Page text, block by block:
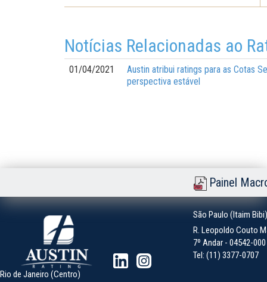
Notícias Relacionadas ao
01/04/2021
Austin atribui ratings para as Cotas
perspectiva estável
Painel
São Paulo (Itaim Bibi)
R. Leopoldo Couto
7º Andar - 04542-
Tel: (11) 3377-0707
Rio de Janeiro (Centro)